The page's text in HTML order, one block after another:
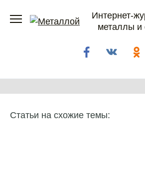
Интернет-
металлы и
Статьи на схожие темы: